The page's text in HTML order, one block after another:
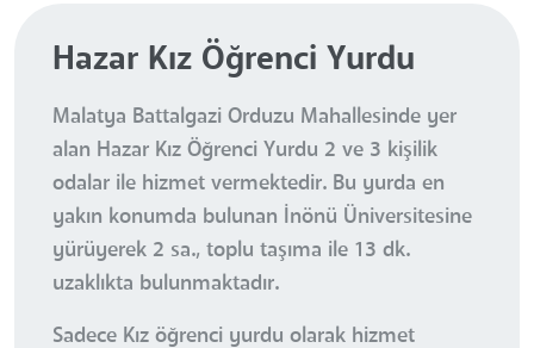
Hazar Kız Öğrenci Yurdu
Malatya Battalgazi Orduzu Mahallesinde yer
alan Hazar Kız Öğrenci Yurdu 2 ve 3 kişilik
odalar ile hizmet vermektedir. Bu yurda en
yakın konumda bulunan İnönü Üniversitesine
yürüyerek 2 sa., toplu taşıma ile 13 dk.
uzaklıkta bulunmaktadır.
Sadece Kız öğrenci yurdu olarak hizmet